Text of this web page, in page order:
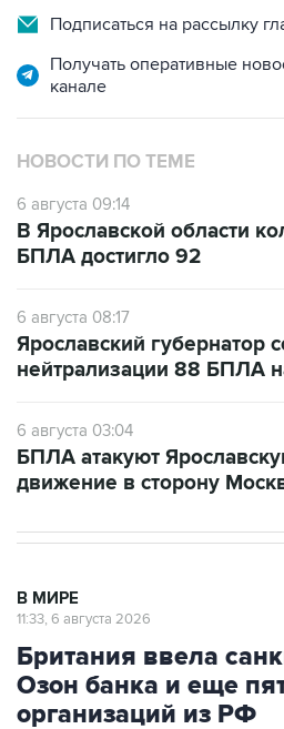
Подписаться на рассылку
Получать оперативные
канале
НОВОСТИ ПО ТЕМЕ
6 августа 09:14
В Ярославской области
БПЛА достигло 92
6 августа 08:17
Ярославский губернатор
нейтрализации 88 БПЛА
6 августа 03:04
БПЛА атакуют
движение в сторону
В МИРЕ
11:33, 6 августа 2026
Британия ввела
Озон банка и еще
организаций из РФ